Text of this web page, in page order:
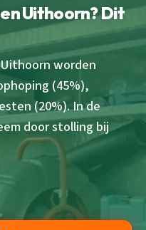
Uithoorn? Dit
worden
(45%),
(20%). In de
door stolling bij